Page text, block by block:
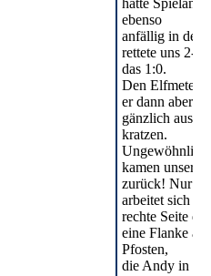
hatte
ebenso
anfällig in der
rettete uns 2-3
das 1:0.
Den Elfmeter
er dann aber
gänzlich aus
kratzen.
Ungewöhnlich
kamen unsere
zurück! Nur 5
arbeitet sich
rechte Seite
eine Flanke an
Pfosten,
die Andy in